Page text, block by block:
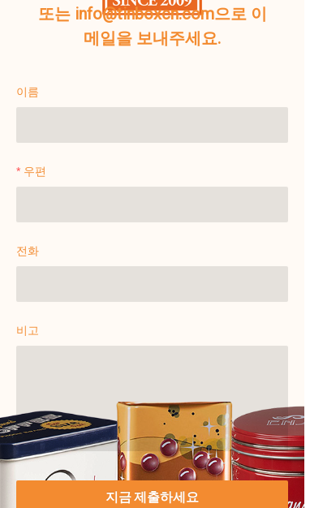
또는 info@tinboxcn.com으로 이
메일을 보내주세요.
이름
우편
전화
비고
지금 제출하세요